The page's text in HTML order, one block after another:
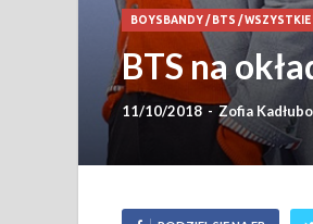
BOYSBANDY/ BTS /WSZYSTKIE
BTS na
11/10/2018- Zofia